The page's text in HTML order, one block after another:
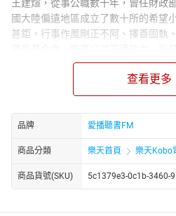
王建煊，從事公職數十年，曾任財政
國大陸偏遠地區成立了數十所的希望
甚鉅，行事作風剛正不阿、擇善固執
事的方式和大家分享他的人生所得，
01 檜木?橘子樹?
02 在孩子身上尋寶
03 磨練多，成長快
05 讓孩子大受歡迎
06 溺愛不等於關愛
查看更多
品牌 愛播聽書FM
商品分類 樂天首頁 樂天Kobo
商品貨號(SKU) 5c1379e3-0c1b-3460-